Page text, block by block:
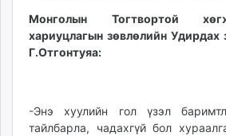
Монголын Тогтвортой
хариуцлагын зөвлөлийн Удирдах
Г.Отгонтуяа:
-Энэ хуулийн гол үзэл
тайлбарла, чадахгүй бол